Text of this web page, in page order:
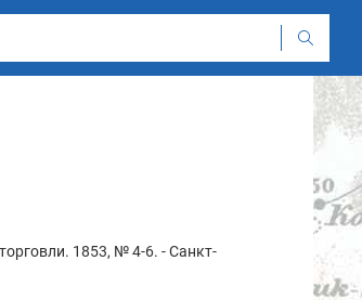
1853, № 4-6. - Санкт-